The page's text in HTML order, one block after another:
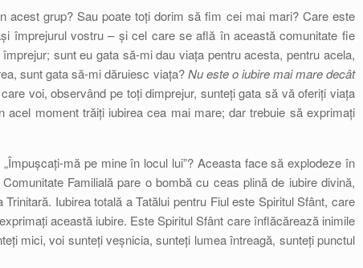
acest grup? Sau poate toți dorim să fim cei mai mari? Care este
împrejurul vostru – și cel care se află în această comunitate fie
sunt eu gata să-mi dau viața pentru acesta, pentru acela,
sunt gata să-mi dăruiesc viața?Nu este o iubire mai mare decât
voi, observând pe toți dimprejur, sunteți gata să vă oferiți viața
moment trăiți iubirea cea mai mare; dar trebuie să exprimați
mă pe mine în locul lui”? Aceasta face să explodeze în
Familială pare o bombă cu ceas plină de iubire divină,
Iubirea totală a Tatălui pentru Fiul este Spiritul Sfânt, care
această iubire. Este Spiritul Sfânt care înflăcărează inimile
mici, voi sunteți veșnicia, sunteți lumea întreagă, sunteți punctul